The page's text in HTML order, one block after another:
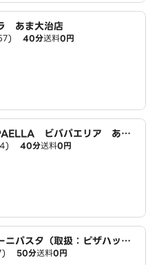
あま大治店
40分送料0円
ビバパエリア あま
40分送料0円
ニパスタ（取扱：ピザハット
50分送料0円